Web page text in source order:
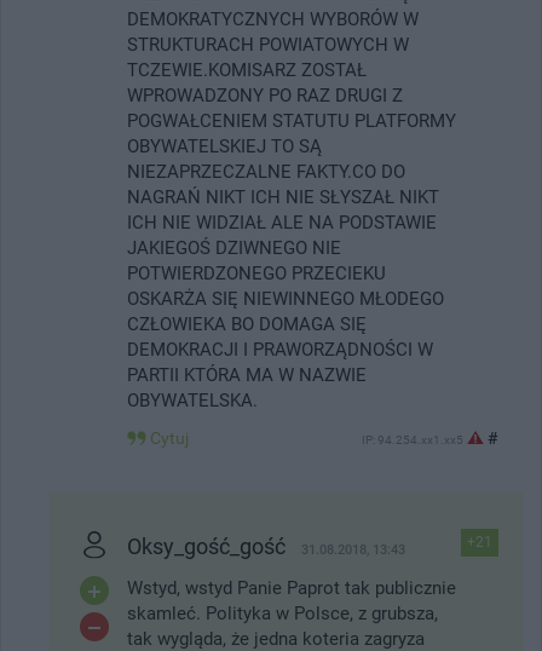
DEMOKRATYCZNYCH WYBORÓW W
STRUKTURACH POWIATOWYCH W
TCZEWIE.KOMISARZ ZOSTAŁ
WPROWADZONY PO RAZ DRUGI Z
POGWAŁCENIEM STATUTU PLATFORMY
OBYWATELSKIEJ TO SĄ
NIEZAPRZECZALNE FAKTY.CO DO
NAGRAŃ NIKT ICH NIE SŁYSZAŁ NIKT
ICH NIE WIDZIAŁ ALE NA PODSTAWIE
JAKIEGOŚ DZIWNEGO NIE
POTWIERDZONEGO PRZECIEKU
OSKARŻA SIĘ NIEWINNEGO MŁODEGO
CZŁOWIEKA BO DOMAGA SIĘ
DEMOKRACJI I PRAWORZĄDNOŚCI W
PARTII KTÓRA MA W NAZWIE
OBYWATELSKA.
Cytuj IP: 94.254.xx1.xx5 #
+21
Oksy_gość_gość 31.08.2018, 13:43
Wstyd, wstyd Panie Paprot tak publicznie
skamleć. Polityka w Polsce, z grubsza,
tak wygląda, że jedna koteria zagryza